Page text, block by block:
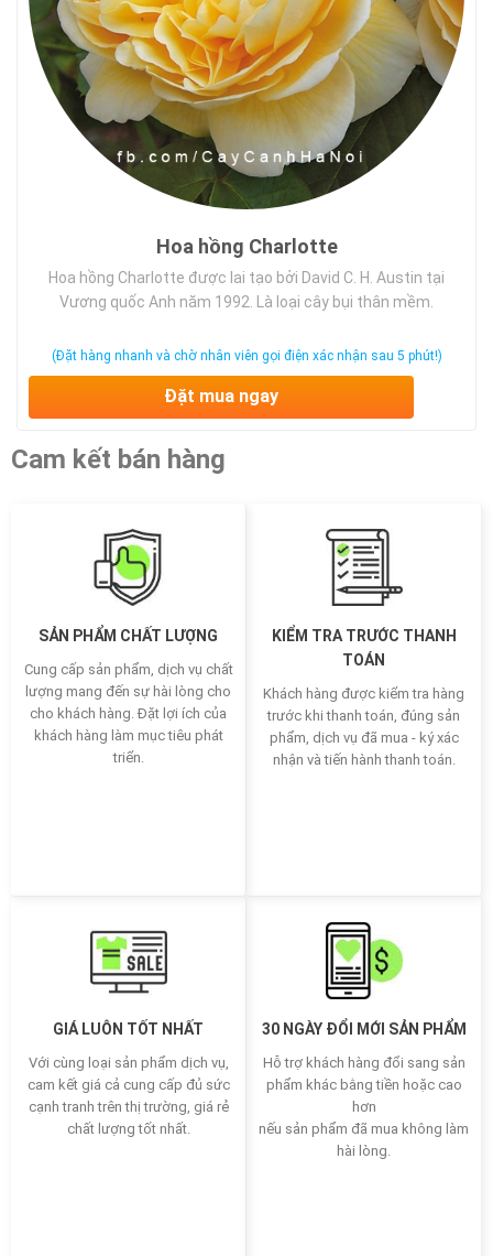
Hoa hồng Charlotte
Hoa hồng Charlotte được lai tạo bởi David C. H. Austin tại
Vương quốc Anh năm 1992. Là loại cây bụi thân mềm.
(Đặt hàng nhanh và chờ nhân viên gọi điện xác nhận sau 5 phút!)
Đặt mua ngay
Cam kết bán hàng
SẢN PHẨM CHẤT LƯỢNG
Cung cấp sản phẩm, dịch vụ chất
lượng mang đến sự hài lòng cho
cho khách hàng. Đặt lợi ích của
khách hàng làm mục tiêu phát
triển.
KIỂM TRA TRƯỚC THANH
TOÁN
Khách hàng được kiểm tra hàng
trước khi thanh toán, đúng sản
phẩm, dịch vụ đã mua - ký xác
nhận và tiến hành thanh toán.
GIÁ LUÔN TỐT NHẤT
Với cùng loại sản phẩm dịch vụ,
cam kết giá cả cung cấp đủ sức
cạnh tranh trên thị trường, giá rẻ
chất lượng tốt nhất.
30 NGÀY ĐỔI MỚI SẢN PHẨM
Hỗ trợ khách hàng đổi sang sản
phẩm khác bằng tiền hoặc cao
hơn
nếu sản phẩm đã mua không làm
hài lòng.